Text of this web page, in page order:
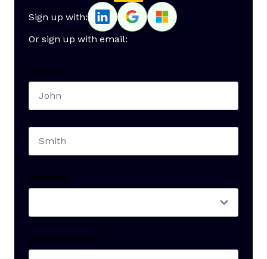
Sign up with:
Or sign up with email:
Name *
Seniority *
Business email *